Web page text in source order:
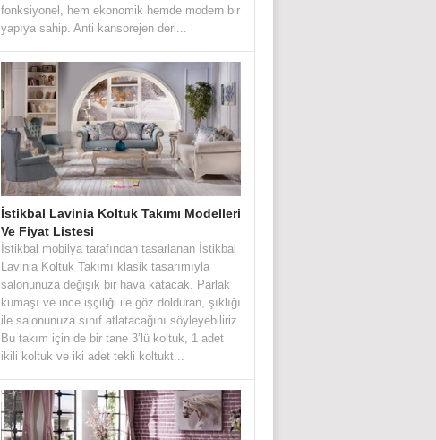
fonksiyonel, hem ekonomik hemde modern bir
yapıya sahip. Anti kansorejen deri...
İstikbal Lavinia Koltuk Takımı Modelleri
Ve Fiyat Listesi
İstikbal mobilya tarafından tasarlanan İstikbal
Lavinia Koltuk Takımı klasik tasarımıyla
salonunuza değişik bir hava katacak. Parlak
kumaşı ve ince işçiliği ile göz dolduran, şıklığı
ile salonunuza sınıf atlatacağını söyleyebiliriz.
Bu takım için de bir tane 3’lü koltuk, 1 adet
ikili koltuk ve iki adet tekli koltukt...